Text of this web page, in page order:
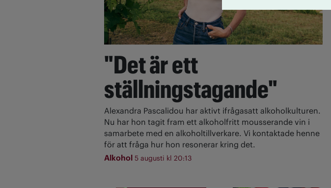
"Det är ett
ställningstagande"
Alexandra Pascalidou har aktivt ifrågasatt alkoholkulturen.
Nu har hon tagit fram ett alkoholfritt mousserande vin i
samarbete med en alkoholtillverkare. Vi kontaktade henne
för att fråga hur hon resonerar kring det.
Alkohol 5 augusti kl 20:13